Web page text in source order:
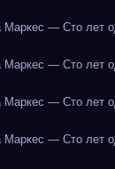
Маркес — Сто лет
Маркес — Сто лет
Маркес — Сто лет
Маркес — Сто лет